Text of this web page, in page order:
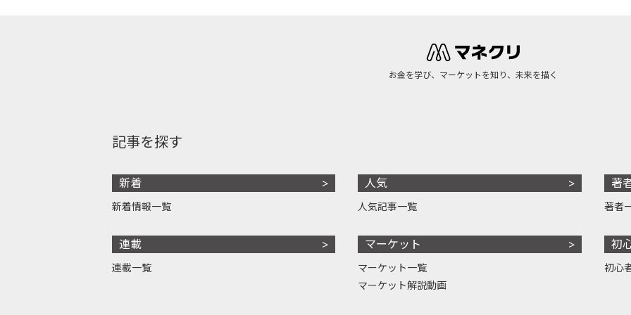
お金を学び、マーケットを知り、未来を描く
記事を探す
新着
新着情報一覧
連載
連載一覧
人気
人気記事一覧
マーケット
マーケット一覧
マーケット解説動画
著
著者
初
初心